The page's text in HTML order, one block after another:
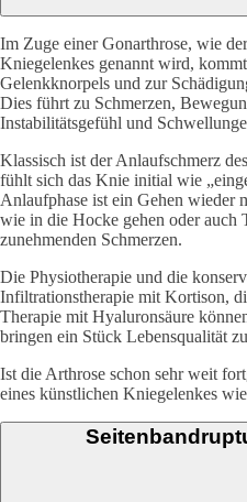
Im Zuge einer Gonarthrose, wie
Kniegelenkes genannt wird,
Gelenkknorpels und zur
Dies führt zu Schmerzen,
Instabilitätsgefühl und
Klassisch ist der Anlaufschmerz
fühlt sich das Knie initial wie
Anlaufphase ist ein Gehen wieder
wie in die Hocke gehen oder auch
zunehmenden Schmerzen.
Die Physiotherapie und die
Infiltrationstherapie mit Kortison,
Therapie mit Hyaluronsäure
bringen ein Stück Lebensqualität
Ist die Arthrose schon sehr weit
eines künstlichen Kniegelenkes